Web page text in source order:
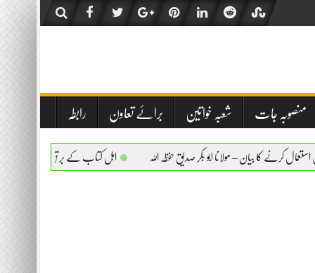
منصوبہ جات شعبہ خواتین برائے تعاون رابطہ
– مولانا ابو بکر صدیق حفظہ اللہ اہل کتاب کے برتن استعمال کرنے کا بیان – مولانا